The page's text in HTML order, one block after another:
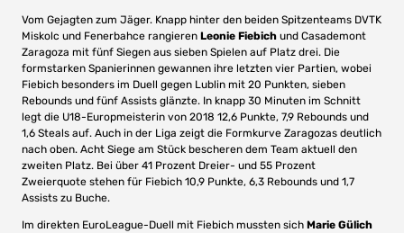
Vom Gejagten zum Jäger. Knapp hinter den beiden Spitzenteams DVTK
Miskolc und Fenerbahce rangieren Leonie Fiebich und Casademont
Zaragoza mit fünf Siegen aus sieben Spielen auf Platz drei. Die
formstarken Spanierinnen gewannen ihre letzten vier Partien, wobei
Fiebich besonders im Duell gegen Lublin mit 20 Punkten, sieben
Rebounds und fünf Assists glänzte. In knapp 30 Minuten im Schnitt
legt die U18-Europmeisterin von 2018 12,6 Punkte, 7,9 Rebounds und
1,6 Steals auf. Auch in der Liga zeigt die Formkurve Zaragozas deutlich
nach oben. Acht Siege am Stück bescheren dem Team aktuell den
zweiten Platz. Bei über 41 Prozent Dreier- und 55 Prozent
Zweierquote stehen für Fiebich 10,9 Punkte, 6,3 Rebounds und 1,7
Assists zu Buche.
Im direkten EuroLeague-Duell mit Fiebich mussten sich Marie Gülich